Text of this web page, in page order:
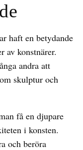
haft en betydande
av konstnärer.
andra att
skulptur och
få en djupare
i konsten.
och beröra